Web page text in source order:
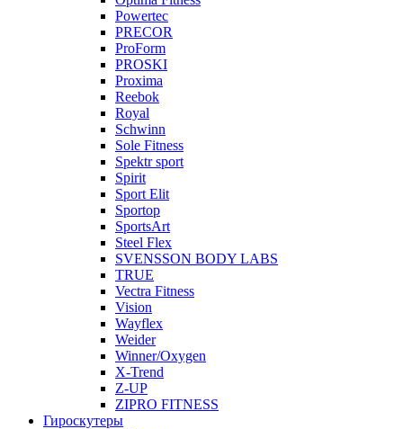
Powertec
PRECOR
ProForm
PROSKI
Proxima
Reebok
Royal
Schwinn
Sole Fitness
Spektr sport
Spirit
Sport Elit
Sportop
SportsArt
Steel Flex
SVENSSON BODY LABS
TRUE
Vectra Fitness
Vision
Wayflex
Weider
Winner/Oxygen
X-Trend
Z-UP
ZIPRO FITNESS
Гироскутеры